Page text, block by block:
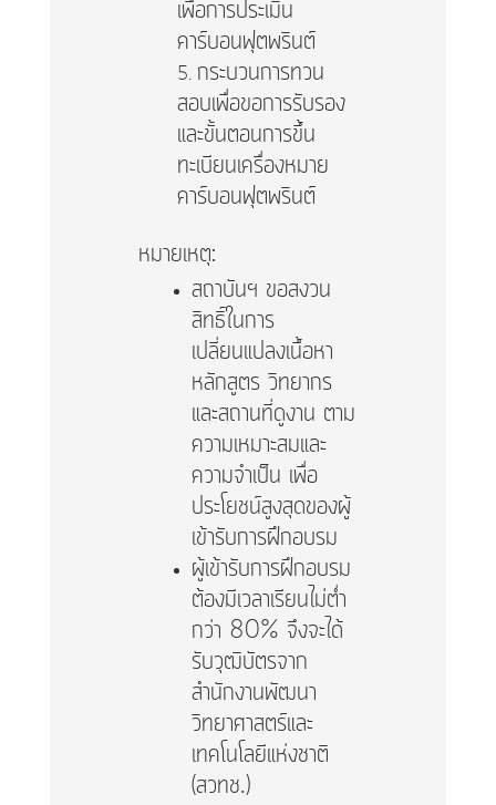
เพื่อการประเมิน
คาร์บอนฟุตพรินต์
กระบวนการทวน
สอบเพื่อขอการรับรอง
และขั้นตอนการขึ้น
ทะเบียนเครื่องหมาย
คาร์บอนฟุตพรินต์
หมายเหตุ:
สถาบันฯ ขอสงวน
สิทธิ์ในการ
เปลี่ยนแปลงเนื้อหา
หลักสูตร วิทยากร
และสถานที่ดูงาน ตาม
ความเหมาะสมและ
ความจำเป็น เพื่อ
ประโยชน์สูงสุดของผู้
เข้ารับการฝึกอบรม
ผู้เข้ารับการฝึกอบรม
ต้องมีเวลาเรียนไม่ต่ำ
กว่า 80% จึงจะได้
รับวุฒิบัตรจาก
สำนักงานพัฒนา
วิทยาศาสตร์และ
เทคโนโลยีแห่งชาติ
(สวทช.)